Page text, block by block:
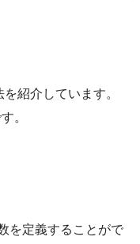
紹介しています。
。
を定義することがで